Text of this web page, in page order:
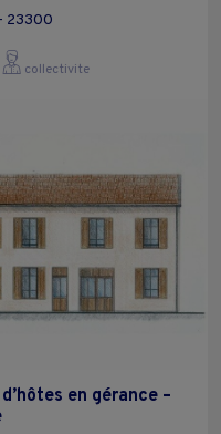
23300
collectivite
en gérance –